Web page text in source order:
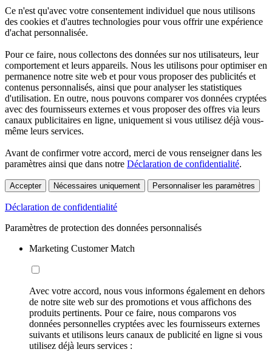
Ce n'est qu'avec votre consentement individuel que nous utilisons
des cookies et d'autres technologies pour vous offrir une expérience
d'achat personnalisée.
Pour ce faire, nous collectons des données sur nos utilisateurs, leur
comportement et leurs appareils. Nous les utilisons pour optimiser en
permanence notre site web et pour vous proposer des publicités et
contenus personnalisés, ainsi que pour analyser les statistiques
d'utilisation. En outre, nous pouvons comparer vos données cryptées
avec des fournisseurs externes et vous proposer des offres via leurs
canaux publicitaires en ligne, uniquement si vous utilisez déjà vous-
même leurs services.
Avant de confirmer votre accord, merci de vous renseigner dans les
paramètres ainsi que dans notre Déclaration de confidentialité.
Accepter Nécessaires uniquement Personnaliser les paramètres
Déclaration de confidentialité
Paramètres de protection des données personnalisés
Marketing Customer Match
Avec votre accord, nous vous informons également en dehors
de notre site web sur des promotions et vous affichons des
produits pertinents. Pour ce faire, nous comparons vos
données personnelles cryptées avec les fournisseurs externes
suivants et utilisons leurs canaux de publicité en ligne si vous
utilisez déjà leurs services :